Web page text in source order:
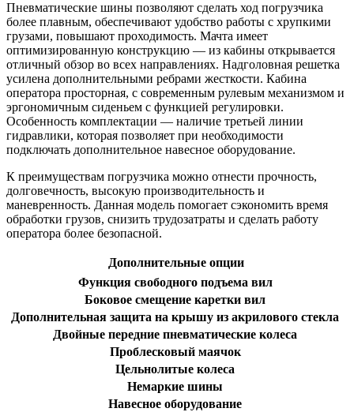
Пневматические шины позволяют сделать ход погрузчика
более плавным, обеспечивают удобство работы с хрупкими
грузами, повышают проходимость. Мачта имеет
оптимизированную конструкцию — из кабины открывается
отличный обзор во всех направлениях. Надголовная решетка
усилена дополнительными ребрами жесткости. Кабина
оператора просторная, с современным рулевым механизмом и
эргономичным сиденьем с функцией регулировки.
Особенность комплектации — наличие третьей линии
гидравлики, которая позволяет при необходимости
подключать дополнительное навесное оборудование.
К преимуществам погрузчика можно отнести прочность,
долговечность, высокую производительность и
маневренность. Данная модель помогает сэкономить время
обработки грузов, снизить трудозатраты и сделать работу
оператора более безопасной.
Дополнительные опции
Функция свободного подъема вил
Боковое смещение каретки вил
Дополнительная защита на крышу из акрилового стекла
Двойные передние пневматические колеса
Проблесковый маячок
Цельнолитые колеса
Немаркие шины
Навесное оборудование